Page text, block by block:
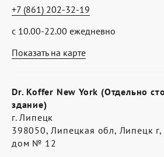
Показать на карте
с 10.00-22.00 ежедневно
+7 (861) 202-32-19
Dr. Koffer New York (Отдельно
здание)
г. Липецк
398050, Липецкая обл, Липецк г,
дом № 12